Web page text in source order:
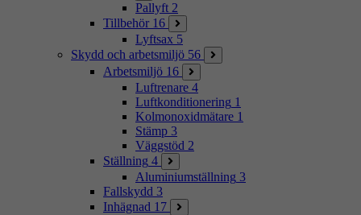
Pallyft 2
Tillbehör 16
Lyftsax 5
Skydd och arbetsmiljö 56
Arbetsmiljö 16
Luftrenare 4
Luftkonditionering 1
Kolmonoxidmätare 1
Stämp 3
Väggstöd 2
Ställning 4
Aluminiumställning 3
Fallskydd 3
Inhägnad 17